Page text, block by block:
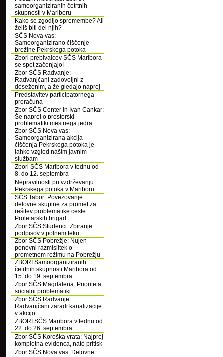
samoorganiziranih četrtnih
skupnosti v Mariboru
Kako se zgodijo spremembe? Ali
želiš biti del njih?
SČS Nova vas:
Samoorganizirano čiščenje
brežine Pekrskega potoka
Zbori prebivalcev SČS Maribora
se spet začenjajo!
Zbor SČS Radvanje:
Radvanjčani zadovoljni z
doseženim, a že gledajo naprej
Predstavitev participatornega
proračuna
Zbor SČS Center in Ivan Cankar:
Še naprej o prostorski
problematiki mestnega jedra
Zbor SČS Nova vas:
Samoorganizirana akcija
čiščenja Pekrskega potoka je
lahko vzgled našim javnim
službam
Zbori SČS Maribora v tednu od
8. do 12. septembra
Nepravilnosti pri vzdrževanju
Pekrskega potoka v Mariboru
SČS Tabor: Povezovanje
delovne skupine za promet za
rešitev problematike ceste
Proletarskih brigad
Zbor SČS Studenci: Zbiranje
podpisov v polnem teku
Zbor SČS Pobrežje: Nujen
ponovni razmislitek o
prometnem režimu na Pobrežju
ZBORI Samoorganiziranih
četrtnih skupnosti Maribora od
15. do 19. septembra
Zbor SČS Magdalena: Prioriteta
socialni problematiki
Zbor SČS Radvanje:
Radvanjčani zaradi kanalizacije
v akcijo
ZBORI SČS Maribora v tednu od
22. do 26. septembra
Zbor SČS Koroška vrata: Najprej
kompletna evidenca, nato pritisk
Zbor SČS Nova vas: Delovne